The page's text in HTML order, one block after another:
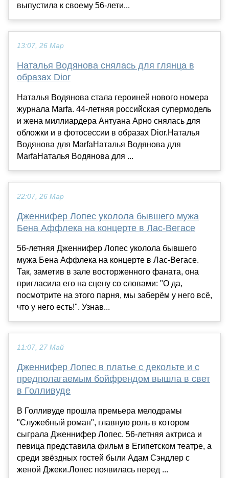
выпустила к своему 56-лети...
13:07, 26 Мар
Наталья Водянова снялась для глянца в
образах Dior
Наталья Водянова стала героиней нового номера
журнала Marfa. 44-летняя российская супермодель
и жена миллиардера Антуана Арно снялась для
обложки и в фотосессии в образах Dior.Наталья
Водянова для MarfaНаталья Водянова для
MarfaНаталья Водянова для ...
22:07, 26 Мар
Дженнифер Лопес уколола бывшего мужа
Бена Аффлека на концерте в Лас-Вегасе
56-летняя Дженнифер Лопес уколола бывшего
мужа Бена Аффлека на концерте в Лас-Вегасе.
Так, заметив в зале восторженного фаната, она
пригласила его на сцену со словами: "О да,
посмотрите на этого парня, мы заберём у него всё,
что у него есть!". Узнав...
11:07, 27 Май
Дженнифер Лопес в платье с декольте и с
предполагаемым бойфрендом вышла в свет
в Голливуде
В Голливуде прошла премьера мелодрамы
"Служебный роман", главную роль в котором
сыграла Дженнифер Лопес. 56-летняя актриса и
певица представила фильм в Египетском театре, а
среди звёздных гостей были Адам Сэндлер с
женой Джеки.Лопес появилась перед ...